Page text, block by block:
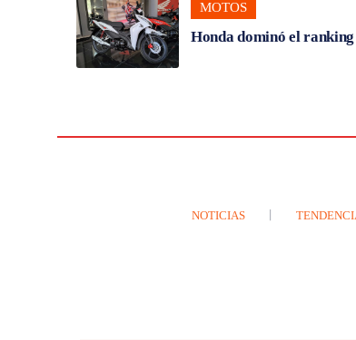
MOTOS
Honda dominó el
NOTICIAS